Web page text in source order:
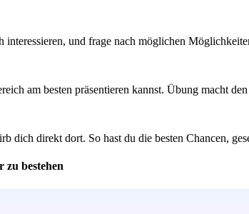
und frage nach möglichen
am besten präsentieren kannst. Übung macht
dich direkt dort. So hast du die besten Chancen,
zu bestehen